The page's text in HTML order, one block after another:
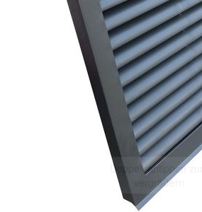
Doppelt antippen zum
vergrößern